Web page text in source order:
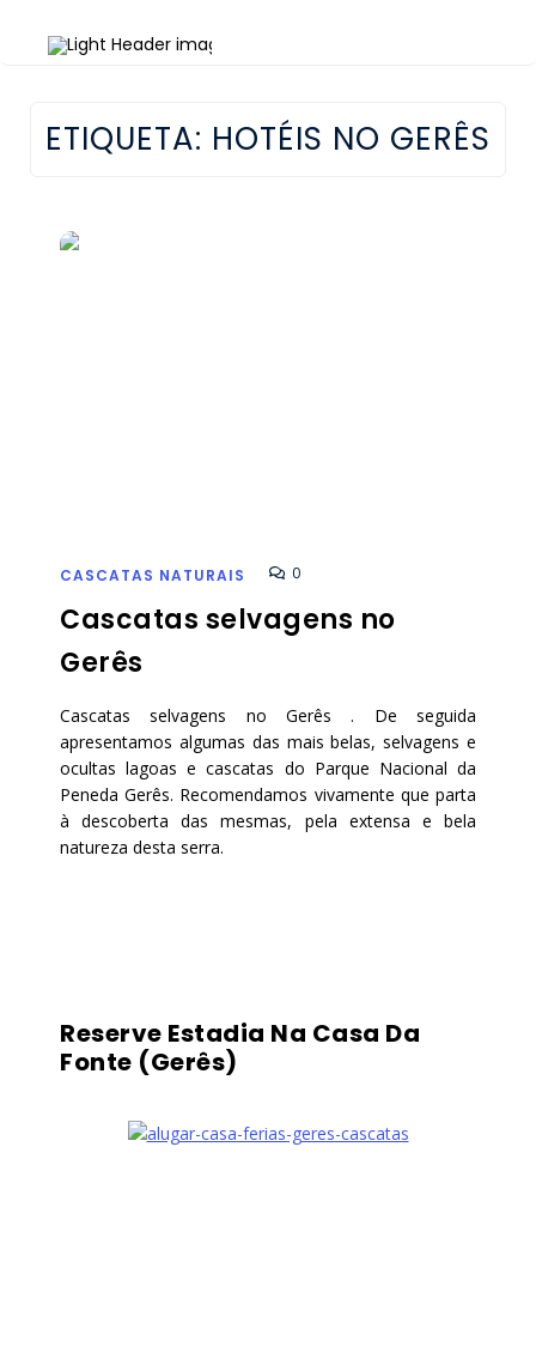
ETIQUETA: HOTÉIS NO GERÊS
CASCATAS NATURAIS 0
Cascatas selvagens no
Gerês
Cascatas selvagens no Gerês . De seguida
apresentamos algumas das mais belas, selvagens e
ocultas lagoas e cascatas do Parque Nacional da
Peneda Gerês. Recomendamos vivamente que parta
à descoberta das mesmas, pela extensa e bela
natureza desta serra.
Reserve Estadia Na Casa Da
Fonte (Gerês)